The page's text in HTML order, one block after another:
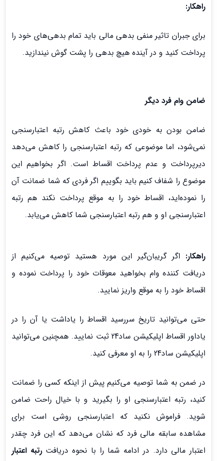
راهکار:
برای جبران تاثیر منفی بدهی مالی باید تمام بدهی‌های خود را
پرداخت کنید و در آینده هیچ بدهی را پشت گوش نیندازید.
ضامن وام فرد دیگر
ضامن بودن به خودی خود باعث کاهش رتبه اعتبارسنجی
نمی‌شود، اما موضوعی که رتبه اعتبارسنجی را کاهش می‌دهد
دیرپرداخت و عدم پرداخت اقساط است. اگر بخواهیم این
موضوع را شفاف کنیم باید بگوییم اگر فردی که شما ضمانت آن
را نموده‌اید، اقساط خود را به موقع پرداخت نکند هم رتبه
اعتبارسنجی او و هم رتبه اعتبارسنجی شما کاهش می‌یابد.
راهکار: اگر گریبان‌گیر این مورد هستید توصیه می‌کنیم از
دریافت کننده وام بخواهید معوقات خود را پرداخت نموده و
اقساط خود را به موقع واریز نمایید.
حتی می‌توانید تاریخ سررسید اقساط را یاداشت یا آن را در
یاداور اقساط اپلیکیشن ساد24 ثبت نمایید. همچنین می‌توانید
اپلیکیشن ساد24 را به او معرفی کنید.
در ضمن به شما توصیه می‌کنیم پیش از اینکه کسی را ضمانت
کنید، رتبه اعتبارسنجی او را بگیرید و با خیال راحت ضامن
شوید. فراموش نکنید که اعتبارسنجی روشی است برای
مشاهده سابقه مالی فرد که نشان می‌دهد که این فرد چقدر
اعتبار مالی دارد. در ادامه شما را با نحوه دریافترتبه اعتبار